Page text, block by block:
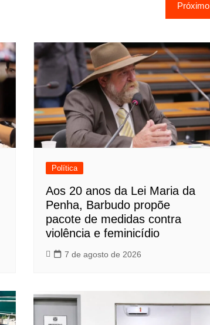
Próximo
Política
Aos 20 anos da Lei Maria da
Penha, Barbudo propõe
pacote de medidas contra
violência e feminicídio
7 de agosto de 2026